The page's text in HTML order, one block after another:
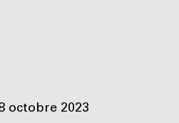
octobre 2023